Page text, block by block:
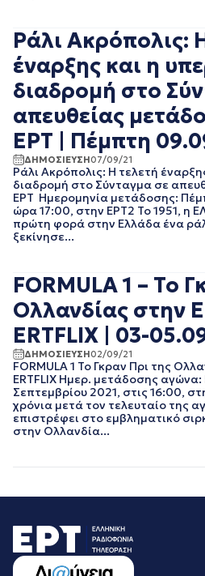
ΦΕΒΡΟΥΑΡΙΟΣ
ΙΑΝΟΥΑΡΙΟΣ 2020
ΔΕΚΕΜΒΡΙΟΣ 2019
ΝΟΕΜΒΡΙΟΣ 2019
ΟΚΤΩΒΡΙΟΣ 2019
ΣΕΠΤΕΜΒΡΙΟΣ
ΑΥΓΟΥΣΤΟΣ 2019
ΙΟΥΛΙΟΣ 2019
ΙΟΥΝΙΟΣ 2019
ΜΑΙΟΣ 2019
ΑΠΡΙΛΙΟΣ 2019
ΜΑΡΤΙΟΣ 2019
ΝΟΕΜΒΡΙΟΣ 2018
ΟΚΤΩΒΡΙΟΣ 2018
ΣΕΠΤΕΜΒΡΙΟΣ
ΑΥΓΟΥΣΤΟΣ 2018
ΙΟΥΛΙΟΣ 2018
ΙΟΥΝΙΟΣ 2018
ΜΑΙΟΣ 2018
ΑΠΡΙΛΙΟΣ 2018
ΜΑΡΤΙΟΣ 2018
ΔΕΚΕΜΒΡΙΟΣ 2017
ΟΚΤΩΒΡΙΟΣ 2017
ΑΥΓΟΥΣΤΟΣ 2017
ΙΟΥΛΙΟΣ 2017
ΙΟΥΝΙΟΣ 2017
Ράλι Ακρόπολις:
έναρξης και η
διαδρομή στο
απευθείας
ΕΡΤ | Πέμπτη
ΔΗΜΟΣΙΕΥΣΗ07/09/21
Ράλι Ακρόπολις: Η τελετή
διαδρομή στο Σύνταγμα σε
ΕΡΤ Ημερομηνία μετάδοσης:
ώρα 17:00, στην ΕΡΤ2 Το 1951, η
πρώτη φορά στην Ελλάδα ένα
ξεκίνησε...
FORMULA 1 – Το
Ολλανδίας στην
ERTFLIX | 03-
ΔΗΜΟΣΙΕΥΣΗ02/09/21
FORMULA 1 Το Γκραν Πρι της
ERTFLIX Ημερ. μετάδοσης αγώνα:
Σεπτεμβρίου 2021, στις 16:00,
χρόνια μετά τον τελευταίο της
επιστρέφει στο εμβληματικό
στην Ολλανδία...